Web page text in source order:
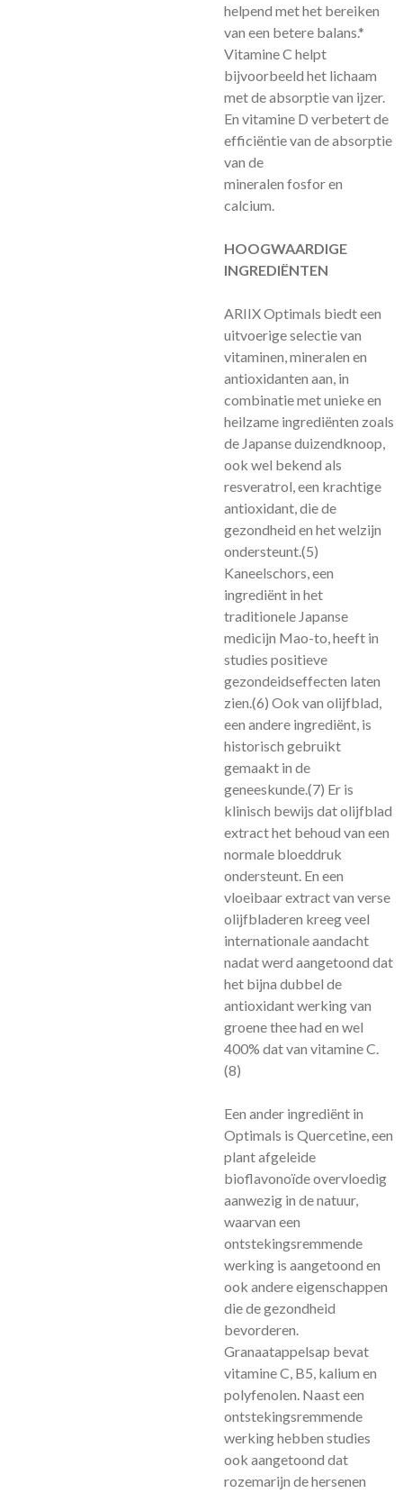
helpend met het bereiken
van een betere balans.*
Vitamine C helpt
bijvoorbeeld het lichaam
met de absorptie van ijzer.
En vitamine D verbetert de
efficiëntie van de absorptie
van de
mineralen fosfor en
calcium.
HOOGWAARDIGE
INGREDIËNTEN
ARIIX Optimals biedt een
uitvoerige selectie van
vitaminen, mineralen en
antioxidanten aan, in
combinatie met unieke en
heilzame ingrediënten zoals
de Japanse duizendknoop,
ook wel bekend als
resveratrol, een krachtige
antioxidant, die de
gezondheid en het welzijn
ondersteunt.(5)
Kaneelschors, een
ingrediënt in het
traditionele Japanse
medicijn Mao-to, heeft in
studies positieve
gezondeidseffecten laten
zien.(6) Ook van olijfblad,
een andere ingrediënt, is
historisch gebruikt
gemaakt in de
geneeskunde.(7) Er is
klinisch bewijs dat olijfblad
extract het behoud van een
normale bloeddruk
ondersteunt. En een
vloeibaar extract van verse
olijfbladeren kreeg veel
internationale aandacht
nadat werd aangetoond dat
het bijna dubbel de
antioxidant werking van
groene thee had en wel
400% dat van vitamine C.
(8)
Een ander ingrediënt in
Optimals is Quercetine, een
plant afgeleide
bioflavonoïde overvloedig
aanwezig in de natuur,
waarvan een
ontstekingsremmende
werking is aangetoond en
ook andere eigenschappen
die de gezondheid
bevorderen.
Granaatappelsap bevat
vitamine C, B5, kalium en
polyfenolen. Naast een
ontstekingsremmende
werking hebben studies
ook aangetoond dat
rozemarijn de hersenen